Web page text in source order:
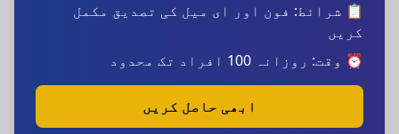
📋 شرائط: فون اور ای میل کی تصدیق مکمل
کریں
⏰ وقت: روزانہ 100 افراد تک محدود
ابھی حاصل کریں